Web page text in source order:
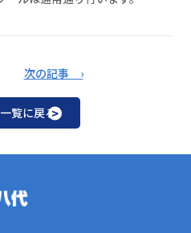
次の記事 ›
覧に戻る